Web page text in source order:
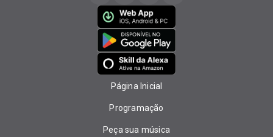
Página Inicial
Programação
Peça sua música